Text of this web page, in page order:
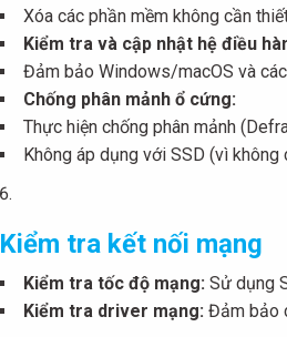
Xóa các phần mềm không cần
Kiểm tra và cập nhật hệ điều
Đảm bảo Windows/macOS và
Chống phân mảnh ổ cứng:
Thực hiện chống phân mảnh
Không áp dụng với SSD (vì không
Kiểm tra kết nối mạng
Kiểm tra tốc độ mạng: Sử dụng
Kiểm tra driver mạng: Đảm bảo